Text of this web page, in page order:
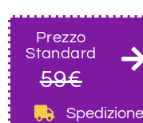
Prezzo
Standard
59€